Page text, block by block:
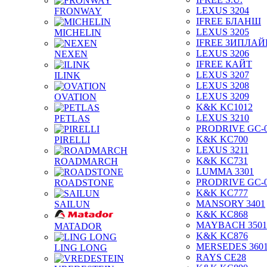
FRONWAY
MICHELIN
NEXEN
ILINK
OVATION
PETLAS
PIRELLI
ROADMARCH
ROADSTONE
SAILUN
MATADOR
LING LONG
LEXUS 3204
IFREE БЛАНШ
LEXUS 3205
IFREE
LEXUS 3206
IFREE КАЙТ
LEXUS 3207
LEXUS 3208
LEXUS 3209
K&K KC1012
LEXUS 3210
PRODRIVE GC-
K&K KC700
LEXUS 3211
K&K KC731
LUMMA 3301
PRODRIVE GC-
K&K KC777
MANSORY 3401
K&K KC868
MAYBACH 3501
K&K KC876
MERSEDES 3601
RAYS CE28